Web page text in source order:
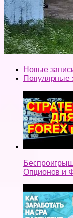
Новые
Популярные
Опционов и